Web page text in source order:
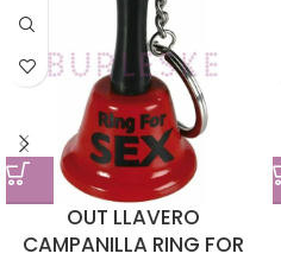
OUT LLAVERO
CAMPANILLA RING FOR